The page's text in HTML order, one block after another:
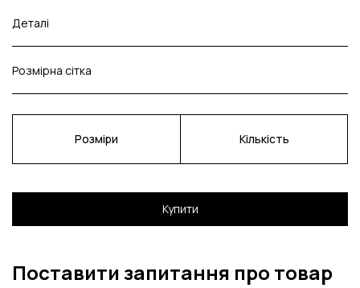
Деталі
Розмірна сітка
Розміри Кількість
Купити
Поставити запитання про товар